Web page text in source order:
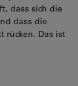
dass sich die
dass die
rücken. Das ist